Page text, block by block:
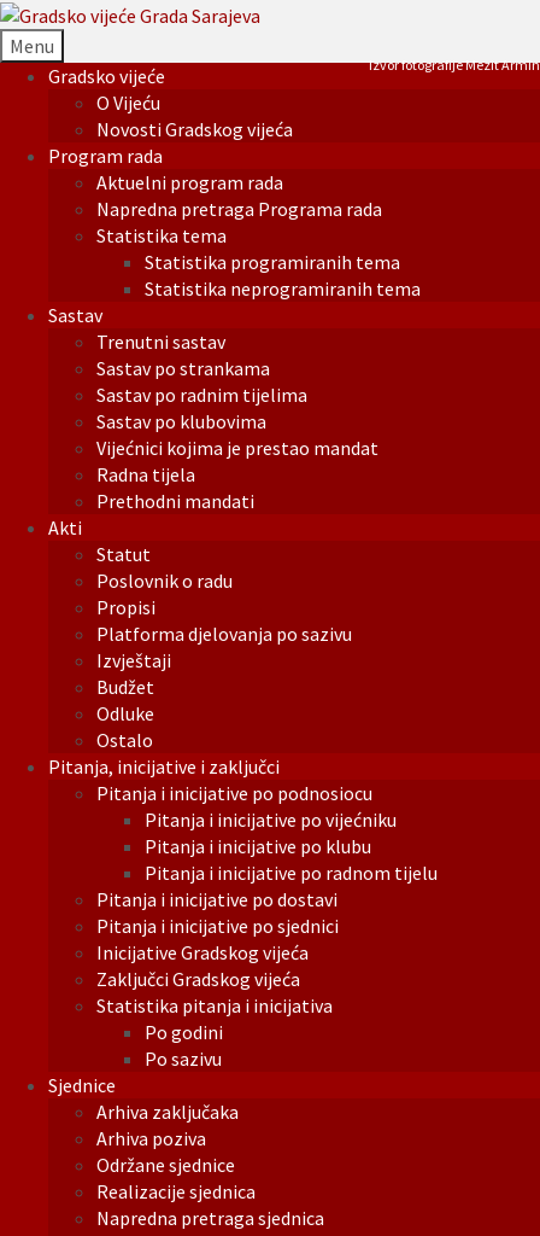
Menu
Gradsko vijeće
O Vijeću
Novosti Gradskog vijeća
Program rada
Aktuelni program rada
Napredna pretraga Programa rada
Statistika tema
Statistika programiranih tema
Statistika neprogramiranih tema
Sastav
Trenutni sastav
Sastav po strankama
Sastav po radnim tijelima
Sastav po klubovima
Vijećnici kojima je prestao mandat
Radna tijela
Prethodni mandati
Akti
Statut
Poslovnik o radu
Propisi
Platforma djelovanja po sazivu
Izvještaji
Budžet
Odluke
Ostalo
Pitanja, inicijative i zaključci
Pitanja i inicijative po podnosiocu
Pitanja i inicijative po vijećniku
Pitanja i inicijative po klubu
Pitanja i inicijative po radnom tijelu
Pitanja i inicijative po dostavi
Pitanja i inicijative po sjednici
Inicijative Gradskog vijeća
Zaključci Gradskog vijeća
Statistika pitanja i inicijativa
Po godini
Po sazivu
Sjednice
Arhiva zaključaka
Arhiva poziva
Održane sjednice
Realizacije sjednica
Napredna pretraga sjednica
Izvor fotografije Mezit Armin